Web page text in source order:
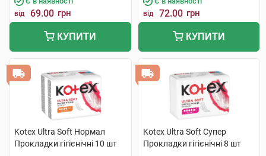
від 69.00 грн
КУПИТИ
від 72.00 грн
КУПИТИ
Kotex Ultra Soft Нормал
Прокладки гігієнічні 10 шт
Kotex Ultra Soft Супер
Прокладки гігієнічні 8 шт